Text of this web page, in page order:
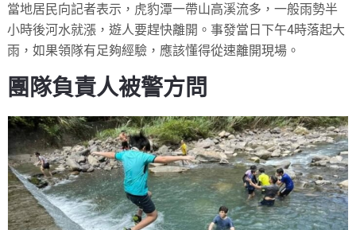
當地居民向記者表示，虎豹潭一帶山高溪流多，一般雨勢半
小時後河水就漲，遊人要趕快離開。事發當日下午4時落起大
雨，如果領隊有足夠經驗，應該懂得從速離開現場。
團隊負責人被警方問